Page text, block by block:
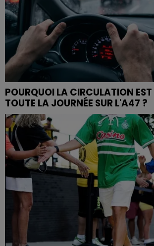
POURQUOI LA CIRCULATION EST
TOUTE LA JOURNÉE SUR L'A47 ?